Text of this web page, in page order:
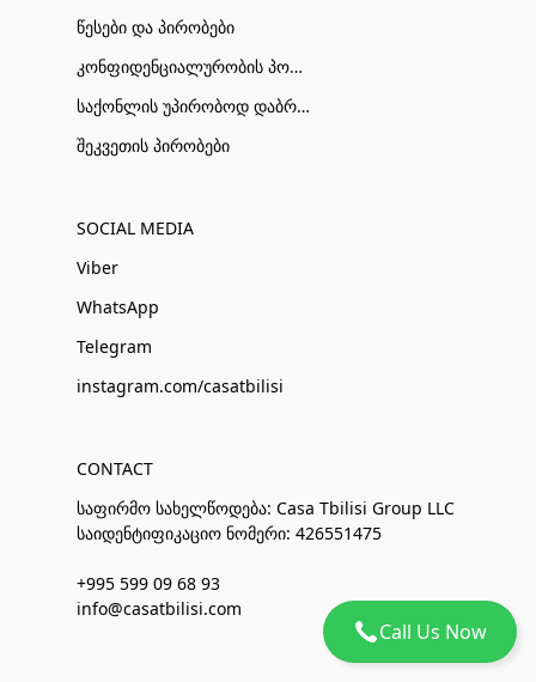
Call Us Now
წესები და პირობები
კონფიდენციალურობის პოლიტიკა
საქონლის უპირობოდ დაბრუნების პირობები
შეკვეთის პირობები
SOCIAL MEDIA
Viber
WhatsApp
Telegram
instagram.com/casatbilisi
CONTACT
საფირმო სახელწოდება: Casa Tbilisi Group LLC
საიდენტიფიკაციო ნომერი: 426551475
+995 599 09 68 93
info@casatbilisi.com